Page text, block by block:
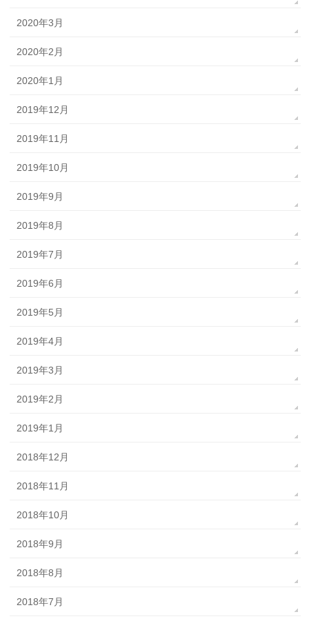
2020年3月
2020年2月
2020年1月
2019年12月
2019年11月
2019年10月
2019年9月
2019年8月
2019年7月
2019年6月
2019年5月
2019年4月
2019年3月
2019年2月
2019年1月
2018年12月
2018年11月
2018年10月
2018年9月
2018年8月
2018年7月